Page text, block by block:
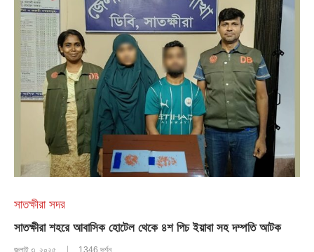
সাতক্ষীরা সদর
সাতক্ষীরা শহরে আবাসিক হোটেল থেকে ৪শ পিচ ইয়াবা সহ দম্পতি আটক
জুলাই ৩, ২০২৫ 1346 দর্শন